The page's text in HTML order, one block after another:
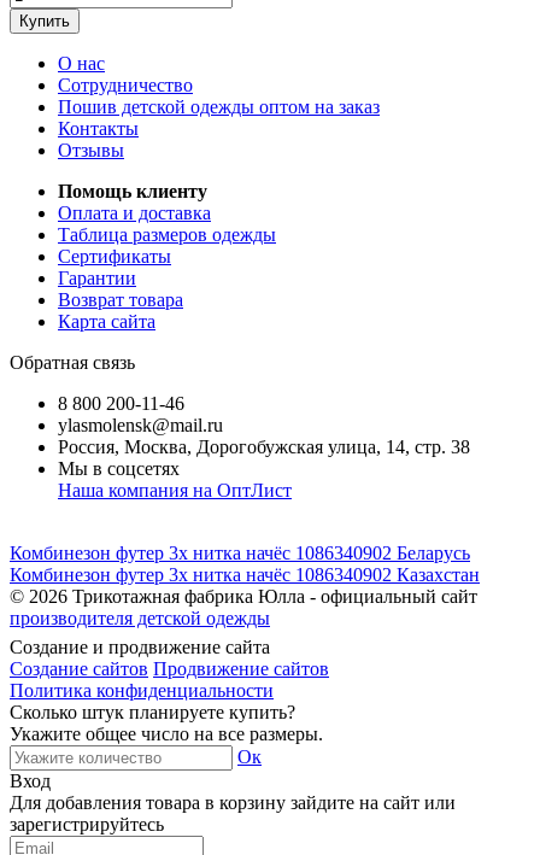
Купить
О нас
Сотрудничество
Пошив детской одежды оптом на заказ
Контакты
Отзывы
Помощь клиенту
Оплата и доставка
Таблица размеров одежды
Сертификаты
Гарантии
Возврат товара
Карта сайта
Обратная связь
8 800 200-11-46
ylasmolensk@mail.ru
Россия, Москва, Дорогобужская улица, 14, стр. 38
Мы в соцсетях
Наша компания на ОптЛист
Комбинезон футер 3х нитка начёс 1086340902 Беларусь
Комбинезон футер 3х нитка начёс 1086340902 Казахстан
© 2026 Трикотажная фабрика Юлла - официальный сайт
производителя детской одежды
Создание и продвижение сайта
Создание сайтов Продвижение сайтов
Политика конфиденциальности
Сколько штук планируете купить?
Укажите общее число на все размеры.
Ок
Вход
Для добавления товара в корзину зайдите на сайт или
зарегистрируйтесь